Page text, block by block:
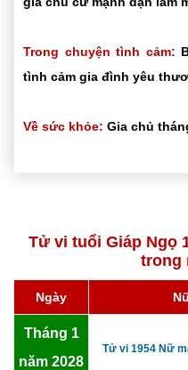
Trong chuyện tình cảm:
tình cảm gia đình yêu
Về sức khỏe: Gia chủ
Tử vi tuổi Giáp Ngọ
trong
Ngày
Tháng 1
năm 2028
Tử vi 1954 Nữ